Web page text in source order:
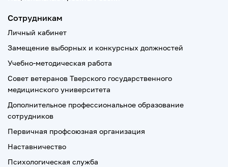
Сотрудникам
Личный кабинет
Замещение выборных и конкурсных должностей
Учебно-методическая работа
Совет ветеранов Тверского государственного
медицинского университета
Дополнительное профессиональное образование
сотрудников
Первичная профсоюзная организация
Наставничество
Психологическая служба